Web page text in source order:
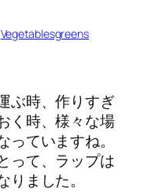
Vegetablesgreens
ぶ時、作りすぎ
く時、様々な場
ていますね。
って、ラップは
ました。